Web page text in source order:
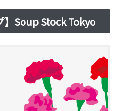
】Soup Stock Tokyo